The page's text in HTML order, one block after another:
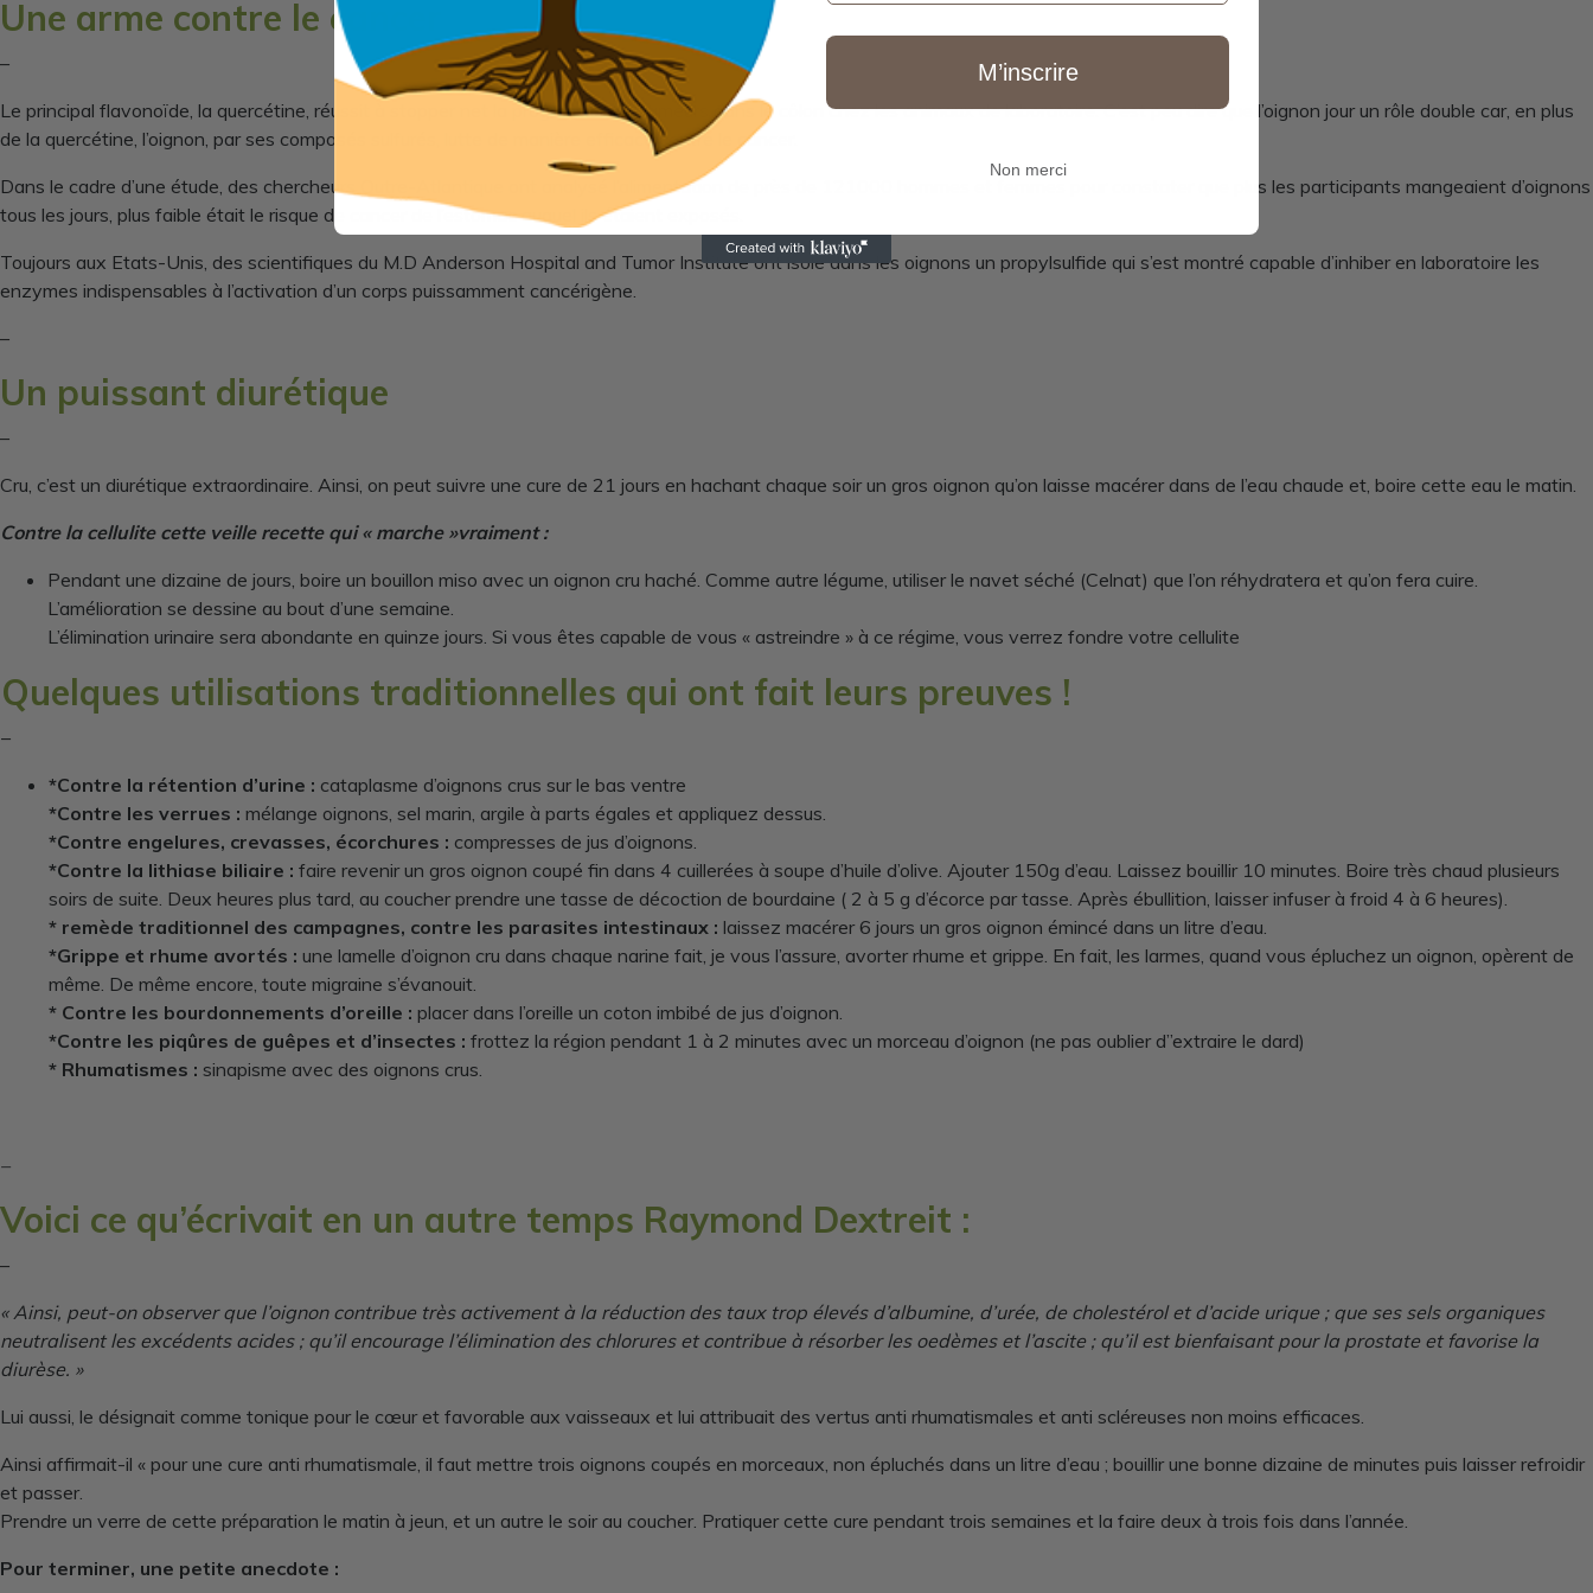
Une arme contre le cancer
–
Le principal flavonoïde, la quercétine, réussit à stopper net la progression de tumeurs dans le côlon chez les animaux de laboratoire. C’est peu dire que l’oignon jour un rôle double car, en plus
de la quercétine, l’oignon, par ses composés sulfurés, lutte de manière efficace contre le cancer.
Dans le cadre d’une étude, des chercheurs Outre-Atlantique ont analysé l’alimentation de près de 121000 hommes et femmes pour constater que plus les participants mangeaient d’oignons
tous les jours, plus faible était le risque de cancer de l’estomac auquel ils étaient exposés.
Toujours aux Etats-Unis, des scientifiques du M.D Anderson Hospital and Tumor Institute ont isolé dans les oignons un propylsulfide qui s’est montré capable d’inhiber en laboratoire les
enzymes indispensables à l’activation d’un corps puissamment cancérigène.
–
Un puissant diurétique
–
Cru, c’est un diurétique extraordinaire. Ainsi, on peut suivre une cure de 21 jours en hachant chaque soir un gros oignon qu’on laisse macérer dans de l’eau chaude et, boire cette eau le matin.
Contre la cellulite cette veille recette qui « marche »vraiment :
Pendant une dizaine de jours, boire un bouillon miso avec un oignon cru haché. Comme autre légume, utiliser le navet séché (Celnat) que l’on réhydratera et qu’on fera cuire.
L’amélioration se dessine au bout d’une semaine.
L’élimination urinaire sera abondante en quinze jours. Si vous êtes capable de vous « astreindre » à ce régime, vous verrez fondre votre cellulite
Quelques utilisations traditionnelles qui ont fait leurs preuves !
–
*Contre la rétention d’urine : cataplasme d’oignons crus sur le bas ventre
*Contre les verrues : mélange oignons, sel marin, argile à parts égales et appliquez dessus.
*Contre engelures, crevasses, écorchures : compresses de jus d’oignons.
*Contre la lithiase biliaire : faire revenir un gros oignon coupé fin dans 4 cuillerées à soupe d’huile d’olive. Ajouter 150g d’eau. Laissez bouillir 10 minutes. Boire très chaud plusieurs
soirs de suite. Deux heures plus tard, au coucher prendre une tasse de décoction de bourdaine ( 2 à 5 g d’écorce par tasse. Après ébullition, laisser infuser à froid 4 à 6 heures).
* remède traditionnel des campagnes, contre les parasites intestinaux : laissez macérer 6 jours un gros oignon émincé dans un litre d’eau.
*Grippe et rhume avortés : une lamelle d’oignon cru dans chaque narine fait, je vous l’assure, avorter rhume et grippe. En fait, les larmes, quand vous épluchez un oignon, opèrent de
même. De même encore, toute migraine s’évanouit.
* Contre les bourdonnements d’oreille : placer dans l’oreille un coton imbibé de jus d’oignon.
*Contre les piqûres de guêpes et d’insectes : frottez la région pendant 1 à 2 minutes avec un morceau d’oignon (ne pas oublier d’’extraire le dard)
* Rhumatismes : sinapisme avec des oignons crus.
–
Voici ce qu’écrivait en un autre temps Raymond Dextreit :
–
« Ainsi, peut-on observer que l’oignon contribue très activement à la réduction des taux trop élevés d’albumine, d’urée, de cholestérol et d’acide urique ; que ses sels organiques
neutralisent les excédents acides ; qu’il encourage l’élimination des chlorures et contribue à résorber les oedèmes et l’ascite ; qu’il est bienfaisant pour la prostate et favorise la
diurèse. »
Lui aussi, le désignait comme tonique pour le cœur et favorable aux vaisseaux et lui attribuait des vertus anti rhumatismales et anti scléreuses non moins efficaces.
Ainsi affirmait-il « pour une cure anti rhumatismale, il faut mettre trois oignons coupés en morceaux, non épluchés dans un litre d’eau ; bouillir une bonne dizaine de minutes puis laisser refroidir
et passer.
Prendre un verre de cette préparation le matin à jeun, et un autre le soir au coucher. Pratiquer cette cure pendant trois semaines et la faire deux à trois fois dans l’année.
Pour terminer, une petite anecdote :
M’inscrire
Non merci